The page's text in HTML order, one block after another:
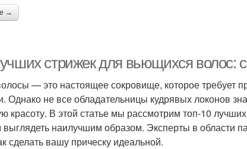
→
стрижек для вьющихся волос:
— это настоящее сокровище, которое требует
не все обладательницы кудрявых локонов
красоту. В этой статье мы рассмотрим топ-10
выглядеть наилучшим образом. Эксперты в области
сделать вашу прическу идеальной.